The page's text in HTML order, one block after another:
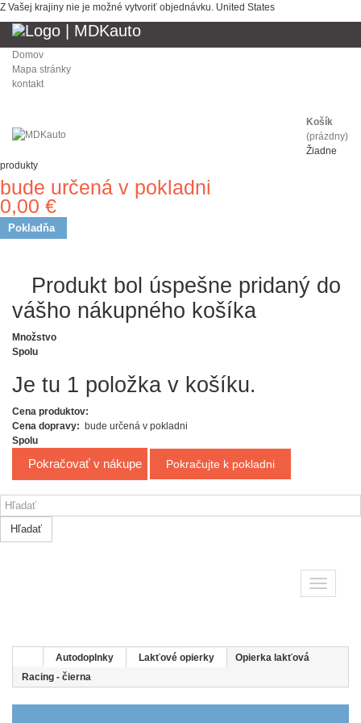
Z Vašej krajiny nie je možné vytvoriť objednávku. United States
Domov
Mapa stránky
kontakt
Košík
(prázdny)
Žiadne
produkty
bude určená v pokladni
0,00 €
Pokladňa
Produkt bol úspešne pridaný
do vášho nákupného košíka
Množstvo
Spolu
Je tu 1 položka v košíku.
Cena produktov:
Cena dopravy: bude určená v pokladni
Spolu
Pokračovať v nákupe
Hľadať
Toggle
Autodoplnky Lakťové opierky
Opierka lakťová
Racing - čierna